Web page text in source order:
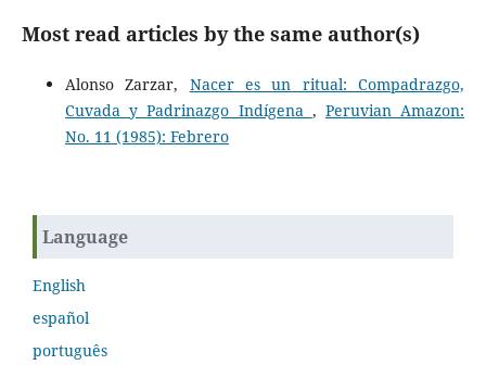
Most read articles by the same author(s)
Alonso Zarzar, Nacer es un ritual: Compadrazgo,
Cuvada y Padrinazgo Indígena , Peruvian Amazon:
No. 11 (1985): Febrero
Language
English
español
português